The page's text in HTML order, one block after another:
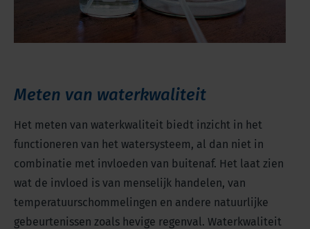
Meten van waterkwaliteit
Het meten van waterkwaliteit biedt inzicht in het
functioneren van het watersysteem, al dan niet in
combinatie met invloeden van buitenaf. Het laat zien
wat de invloed is van menselijk handelen, van
temperatuurschommelingen en andere natuurlijke
gebeurtenissen zoals hevige regenval. Waterkwaliteit